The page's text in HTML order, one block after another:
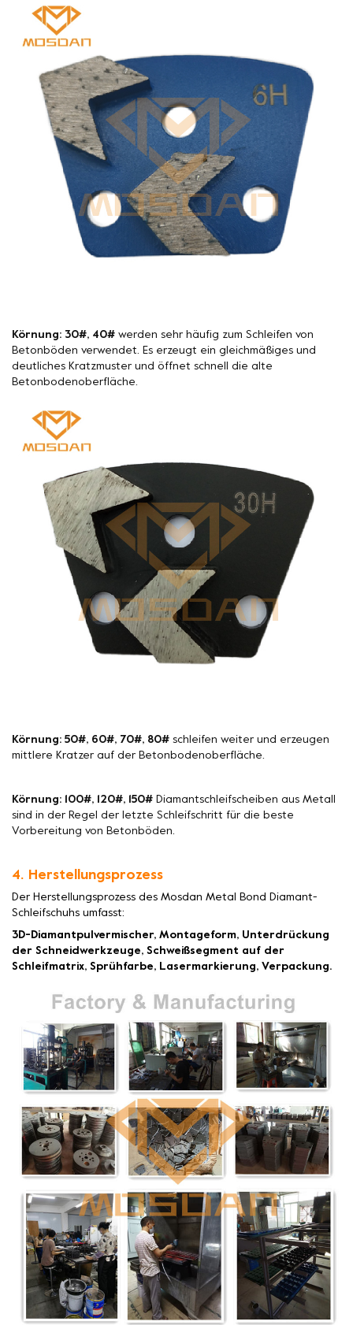
Körnung: 30#, 40# werden sehr häufig zum Schleifen von
Betonböden verwendet. Es erzeugt ein gleichmäßiges und
deutliches Kratzmuster und öffnet schnell die alte
Betonbodenoberfläche.
Körnung: 50#, 60#, 70#, 80# schleifen weiter und erzeugen
mittlere Kratzer auf der Betonbodenoberfläche.
Körnung: 100#, 120#, 150#
Diamantschleifscheiben aus Metall
sind in der Regel der letzte Schleifschritt für die beste
Vorbereitung von Betonböden.
4. Herstellungsprozess
Der Herstellungsprozess des Mosdan Metal Bond Diamant-
Schleifschuhs umfasst:
3D-Diamantpulvermischer, Montageform, Unterdrückung
der Schneidwerkzeuge, Schweißsegment auf der
Schleifmatrix, Sprühfarbe, Lasermarkierung, Verpackung.